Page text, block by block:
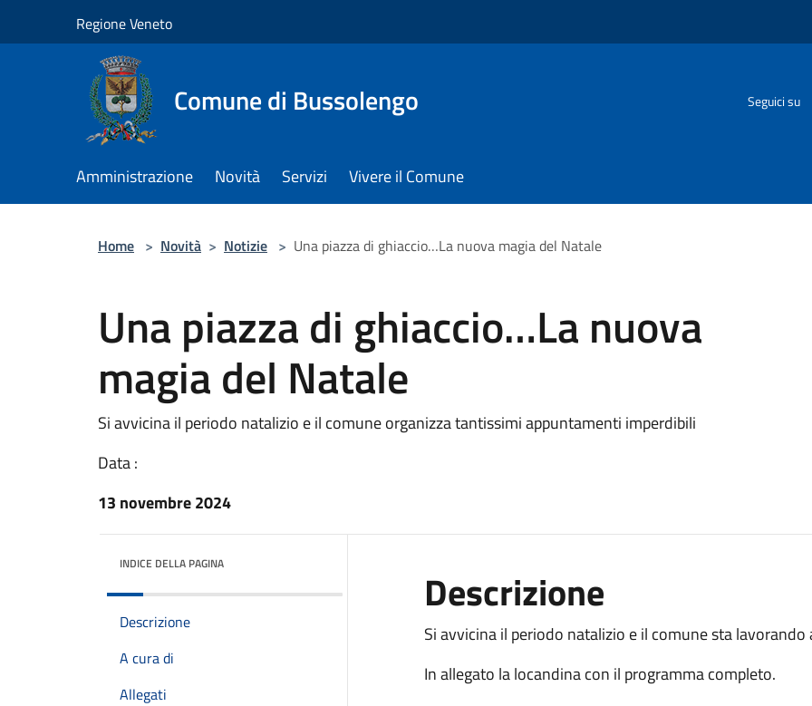
Regione Veneto
Comune di Bussolengo Seguici su
Amministrazione Novità Servizi Vivere il Comune
Home > Novità > Notizie > Una piazza di ghiaccio…La nuova magia del Natale
Una piazza di ghiaccio…La nuova
magia del Natale
Si avvicina il periodo natalizio e il comune organizza tantissimi appuntamenti imperdibili
Data :
13 novembre 2024
INDICE DELLA PAGINA
Descrizione
A cura di
Allegati
Descrizione
Si avvicina il periodo natalizio e il comune sta
In allegato la locandina con il programma completo.